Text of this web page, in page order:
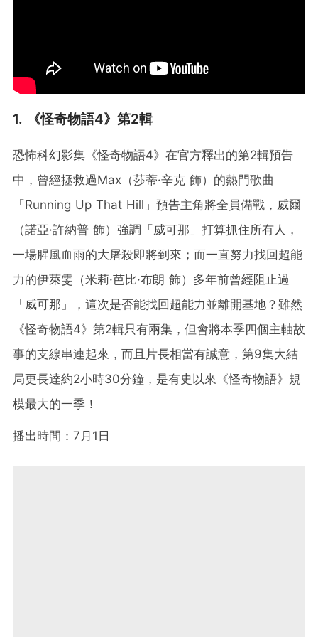
1. 《怪奇物語4》第2輯
恐怖科幻影集《怪奇物語4》在官方釋出的第2輯預告
中，曾經拯救過Max（莎蒂·辛克 飾）的熱門歌曲
「Running Up That Hill」預告主角將全員備戰，威爾
（諾亞·許納普 飾）強調「威可那」打算抓住所有人，
一場腥風血雨的大屠殺即將到來；而一直努力找回超能
力的伊萊雯（米莉·芭比·布朗 飾）多年前曾經阻止過
「威可那」，這次是否能找回超能力並離開基地？雖然
《怪奇物語4》第2輯只有兩集，但會將本季四個主軸故
事的支線串連起來，而且片長相當有誠意，第9集大結
局更長達約2小時30分鐘，是有史以來《怪奇物語》規
模最大的一季！
播出時間：7月1日